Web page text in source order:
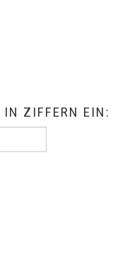
IN ZIFFERN EIN: